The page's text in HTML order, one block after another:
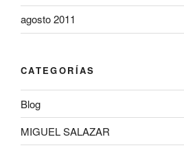
agosto 2011
CATEGORÍAS
Blog
MIGUEL SALAZAR